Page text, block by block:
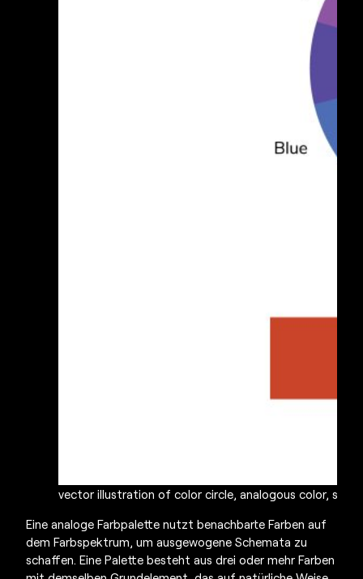
vector illustration of color circle, analogous color,
Eine analoge Farbpalette nutzt benachbarte Farben auf
dem Farbspektrum, um ausgewogene Schemata zu
schaffen. Eine Palette besteht aus drei oder mehr Farben